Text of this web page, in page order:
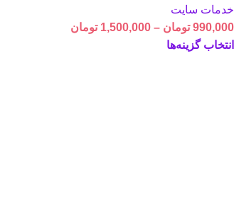
خدمات سایت
990,000 تومان –
1,500,000 تومان
انتخاب گزینه‌ها